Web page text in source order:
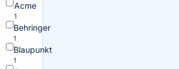
Acme
1
Behringer
1
Blaupunkt
1